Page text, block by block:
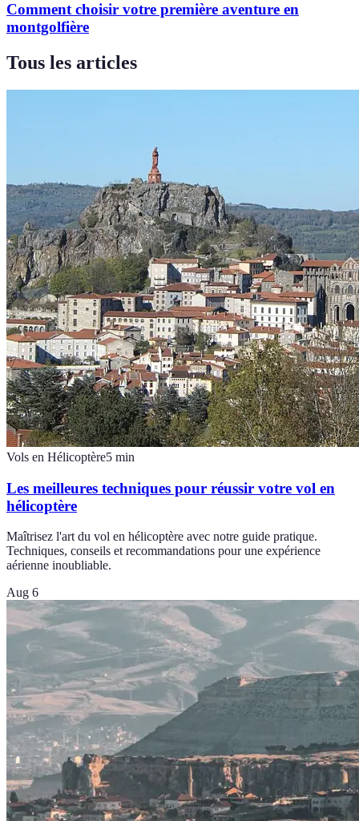
Comment choisir votre première aventure en
montgolfière
Tous les articles
Vols en Hélicoptère5 min
Les meilleures techniques pour réussir votre vol en
hélicoptère
Maîtrisez l'art du vol en hélicoptère avec notre guide pratique.
Techniques, conseils et recommandations pour une expérience
aérienne inoubliable.
Aug 6